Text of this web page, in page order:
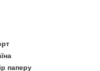
паперу